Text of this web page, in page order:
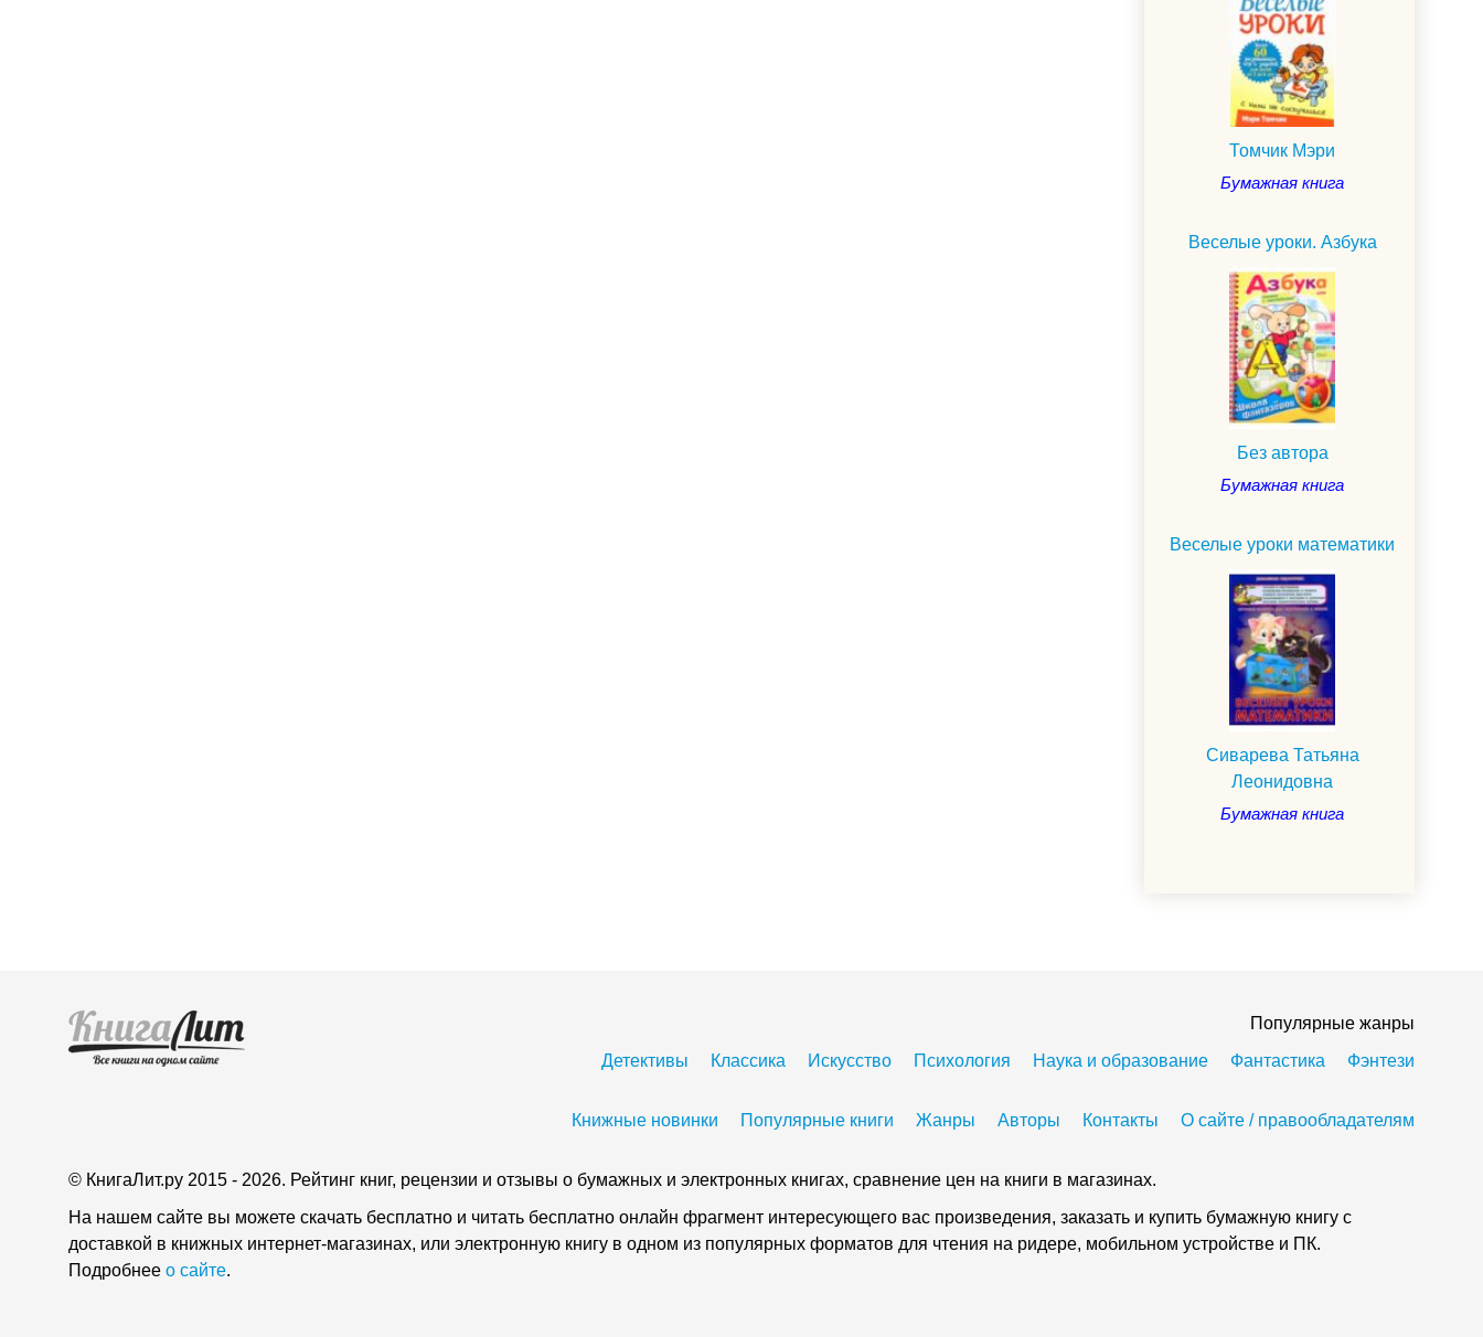
Томчик Мэри
Бумажная книга
Веселые уроки. Азбука
Без автора
Бумажная книга
Веселые уроки математики
Сиварева Татьяна
Леонидовна
Бумажная книга
Популярные жанры
Детективы
Классика Искусство Психология Наука и образование Фантастика Фэнтези
Книжные новинки Популярные книги Жанры Авторы Контакты О сайте / правообладателям
© КнигаЛит.ру 2015 - 2026. Рейтинг книг, рецензии и отзывы о бумажных и электронных книгах, сравнение цен на книги в магазинах.
На нашем сайте вы можете скачать бесплатно и читать бесплатно онлайн фрагмент интересующего вас произведения, заказать и купить бумажную книгу с
доставкой в книжных интернет-магазинах, или электронную книгу в одном из популярных форматов для чтения на ридере, мобильном устройстве и ПК.
Подробнее о сайте.